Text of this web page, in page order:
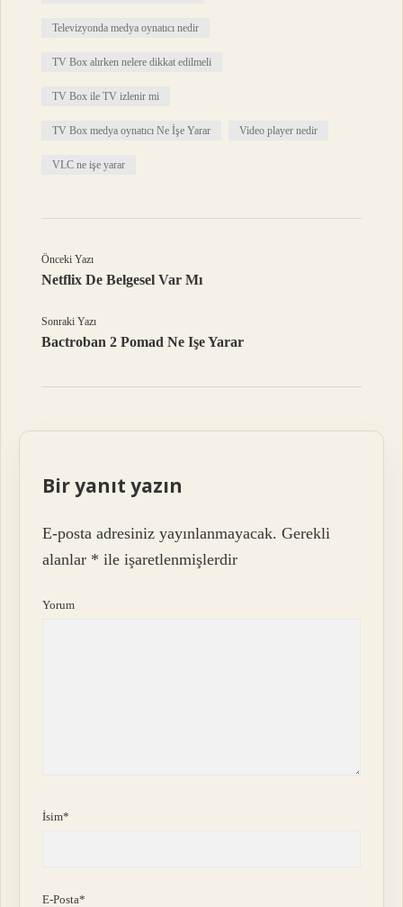
Televizyonda medya oynatıcı nedir
TV Box alırken nelere dikkat edilmeli
TV Box ile TV izlenir mi
TV Box medya oynatıcı Ne İşe Yarar Video player nedir
VLC ne işe yarar
Önceki Yazı
Netflix De Belgesel Var Mı
Sonraki Yazı
Bactroban 2 Pomad Ne Işe Yarar
Bir yanıt yazın
E-posta adresiniz yayınlanmayacak. Gerekli
alanlar * ile işaretlenmişlerdir
Yorum
İsim*
E-Posta*